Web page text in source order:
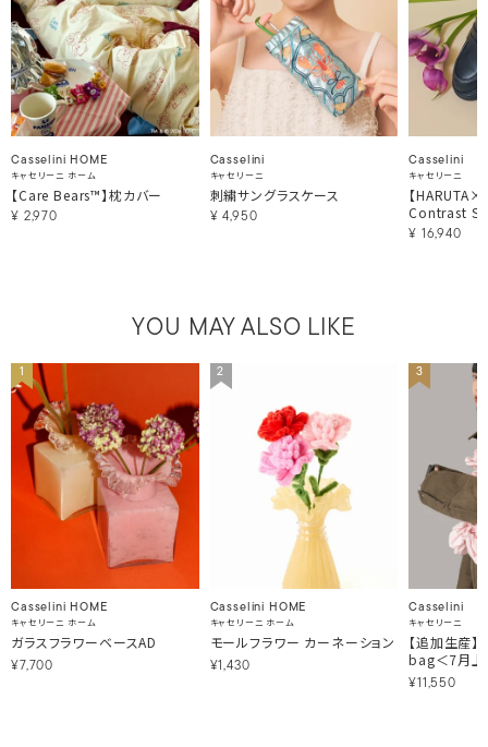
Casselini HOME
キャセリーニ ホーム
【Care Bears™】枕カバー
¥ 2,970
Casselini
キャセリーニ
刺繍サングラスケース
¥ 4,950
Casselini
キャセリーニ
【
Contrast
¥ 16,940
YOU MAY ALSO LIKE
1
Casselini HOME
キャセリーニ ホーム
ガラスフラワーベースAD
¥7,700
2
Casselini HOME
キャセリーニ ホーム
モールフラワー カーネーション
¥1,430
3
Casselini
キャセリーニ
【追加生産
bag＜7月上
¥11,550